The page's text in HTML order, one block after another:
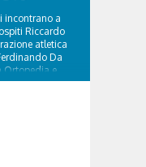
incontrano a
Riccardo
atletica
Da
Ortopedia e
GVM...